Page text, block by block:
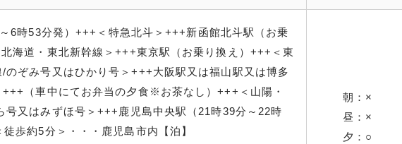
6時53分発）+++＜特急北斗＞+++新函館北斗駅（お乗
海道・東北新幹線＞+++東京駅（お乗り換え）+++＜東
のぞみ号又はひかり号＞+++大阪駅又は福山駅又は博多
（車中にてお弁当の夕食※お茶なし）+++＜山陽・
号又はみずほ号＞+++鹿児島中央駅（21時39分～22時
歩約5分＞・・・鹿児島市内【泊】
朝：×
昼：×
夕：○